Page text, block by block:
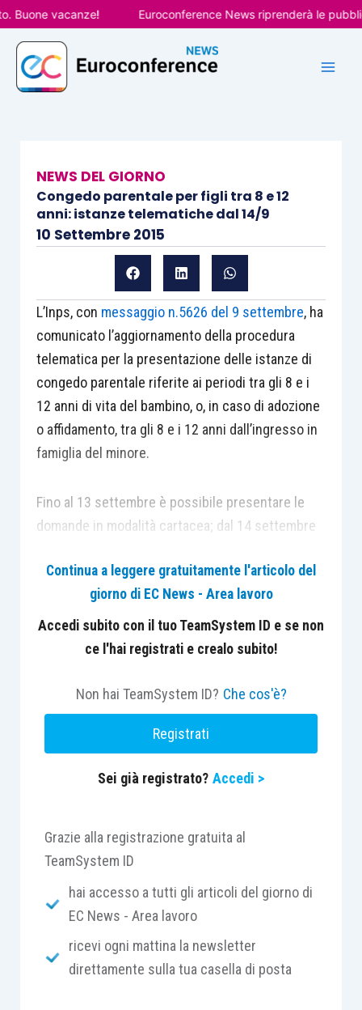
Vai
al
contenuto
vacanze! Euroconference News riprenderà le
NEWS DEL GIORNO
Congedo parentale per figli tra 8 e 12
anni: istanze telematiche dal 14/9
10 Settembre 2015
L’Inps, con messaggio n.5626 del 9 settembre, ha
comunicato l’aggiornamento della procedura
telematica per la presentazione delle istanze di
congedo parentale riferite ai periodi tra gli 8 e i
12 anni di vita del bambino, o, in caso di adozione
o affidamento, tra gli 8 e i 12 anni dall’ingresso in
famiglia del minore.
Fino al 13 settembre è possibile presentare le
domande in modalità cartacea; dal 14 settembre
trasmesse in via telematica.
Continua a leggere gratuitamente l'articolo del
giorno di EC News - Area lavoro
Accedi subito con il tuo TeamSystem ID e se non
ce l'hai registrati e crealo subito!
Non hai TeamSystem ID? Che cos'è?
Registrati
Sei già registrato? Accedi >
Grazie alla registrazione gratuita al
TeamSystem ID
hai accesso a tutti gli articoli del giorno di
EC News - Area lavoro
ricevi ogni mattina la newsletter
direttamente sulla tua casella di posta